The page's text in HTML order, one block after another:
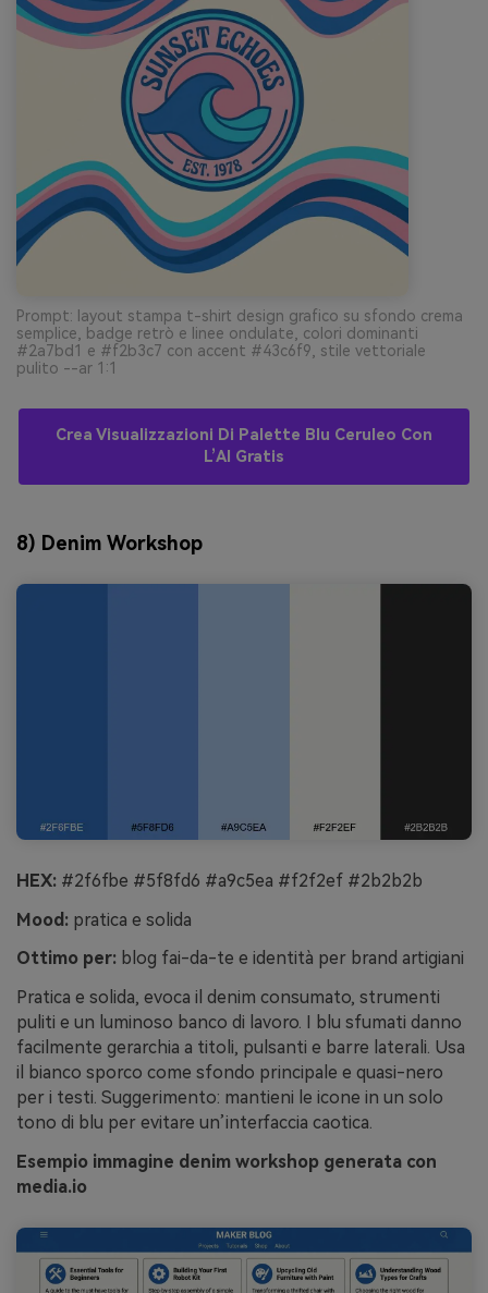
Prompt: layout stampa t-shirt design grafico su sfondo crema
semplice, badge retrò e linee ondulate, colori dominanti
#2a7bd1 e #f2b3c7 con accent #43c6f9, stile vettoriale
pulito --ar 1:1
Crea Visualizzazioni Di Palette Blu Ceruleo Con
L’AI Gratis
8) Denim Workshop
HEX: #2f6fbe #5f8fd6 #a9c5ea #f2f2ef #2b2b2b
Mood: pratica e solida
Ottimo per: blog fai-da-te e identità per brand artigiani
Pratica e solida, evoca il denim consumato, strumenti
puliti e un luminoso banco di lavoro. I blu sfumati danno
facilmente gerarchia a titoli, pulsanti e barre laterali. Usa
il bianco sporco come sfondo principale e quasi-nero
per i testi. Suggerimento: mantieni le icone in un solo
tono di blu per evitare un’interfaccia caotica.
Esempio immagine denim workshop generata con
media.io